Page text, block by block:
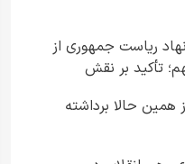
ریاست جمهوری از
تأکید بر نقش
آگاهی عمومی
همین حالا برداشته